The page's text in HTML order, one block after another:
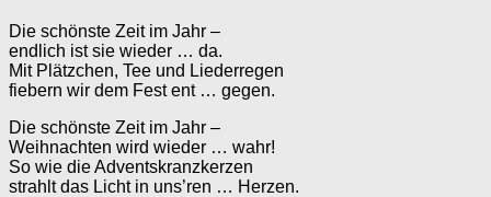
Die schönste Zeit im Jahr –
endlich ist sie wieder … da.
Mit Plätzchen, Tee und Liederregen
fiebern wir dem Fest ent … gegen.
Die schönste Zeit im Jahr –
Weihnachten wird wieder … wahr!
So wie die Adventskranzkerzen
strahlt das Licht in uns’ren … Herzen.